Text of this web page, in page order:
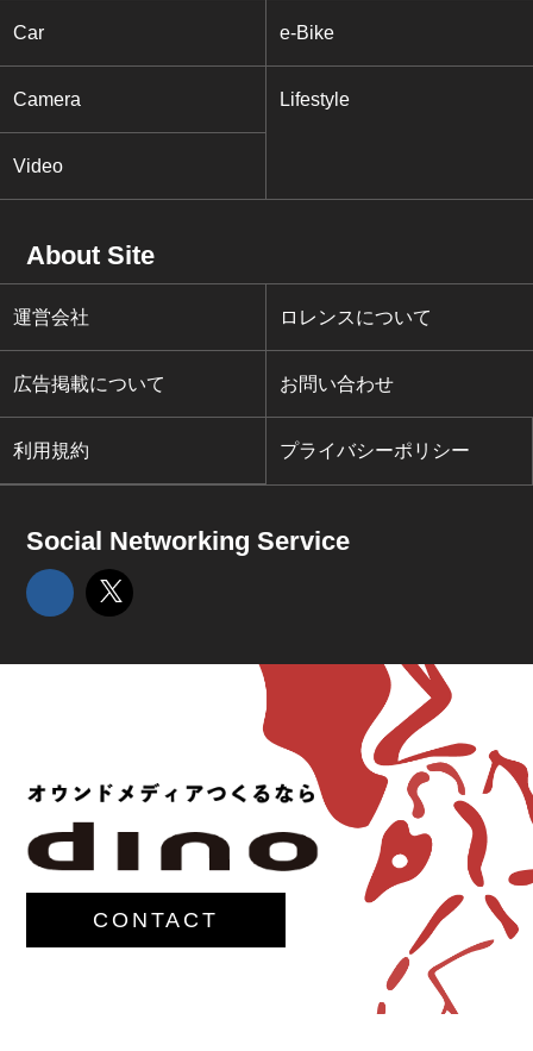
Car e-Bike
Camera Lifestyle
Video
About Site
運営会社 ロレンスについて
広告掲載について お問い合わせ
利用規約 プライバシーポリシー
Social Networking Service
CONTACT